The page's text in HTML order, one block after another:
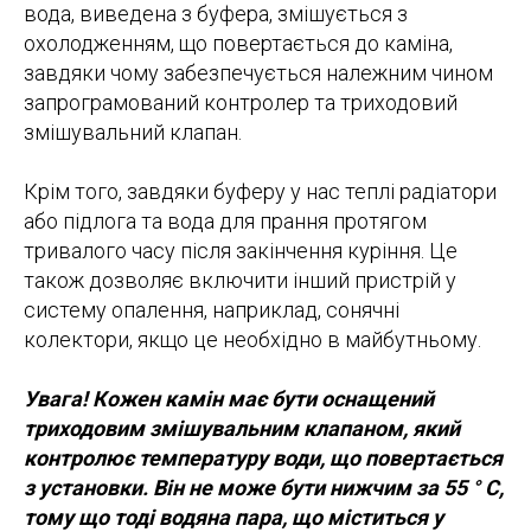
вода, виведена з буфера, змішується з
охолодженням, що повертається до каміна,
завдяки чому забезпечується належним чином
запрограмований контролер та триходовий
змішувальний клапан.
Крім того, завдяки буферу у нас теплі радіатори
або підлога та вода для прання протягом
тривалого часу після закінчення куріння. Це
також дозволяє включити інший пристрій у
систему опалення, наприклад, сонячні
колектори, якщо це необхідно в майбутньому.
Увага! Кожен камін має бути оснащений
триходовим змішувальним клапаном, який
контролює температуру води, що повертається
з установки. Він не може бути нижчим за 55 ° C,
тому що тоді водяна пара, що міститься у